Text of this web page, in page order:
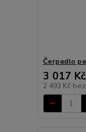
Čerpadlo
3 017 Kč
2 493 Kč